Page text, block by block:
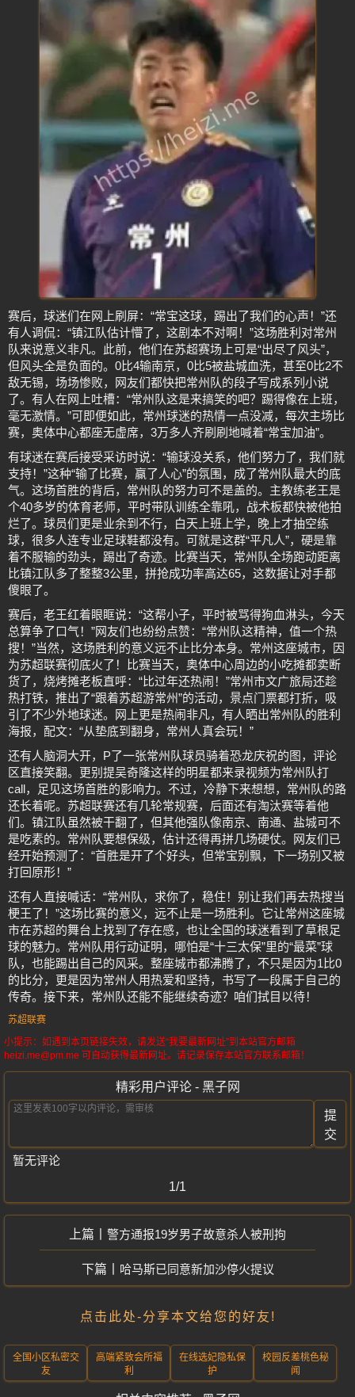
赛后，球迷们在网上刷屏：“常宝这球，踢出了我们的心声！”还
有人调侃：“镇江队估计懵了，这剧本不对啊！”这场胜利对常州
队来说意义非凡。此前，他们在苏超赛场上可是“出尽了风头”，
但风头全是负面的。0比4输南京，0比5被盐城血洗，甚至0比2不
敌无锡，场场惨败，网友们都快把常州队的段子写成系列小说
了。有人在网上吐槽：“常州队这是来搞笑的吧？踢得像在上班，
毫无激情。”可即便如此，常州球迷的热情一点没减，每次主场比
赛，奥体中心都座无虚席，3万多人齐刷刷地喊着“常宝加油”。
有球迷在赛后接受采访时说：“输球没关系，他们努力了，我们就
支持！”这种“输了比赛，赢了人心”的氛围，成了常州队最大的底
气。这场首胜的背后，常州队的努力可不是盖的。主教练老王是
个40多岁的体育老师，平时带队训练全靠吼，战术板都快被他拍
烂了。球员们更是业余到不行，白天上班上学，晚上才抽空练
球，很多人连专业足球鞋都没有。可就是这群“平凡人”，硬是靠
着不服输的劲头，踢出了奇迹。比赛当天，常州队全场跑动距离
比镇江队多了整整3公里，拼抢成功率高达65，这数据让对手都
傻眼了。
赛后，老王红着眼眶说：“这帮小子，平时被骂得狗血淋头，今天
总算争了口气！”网友们也纷纷点赞：“常州队这精神，值一个热
搜！”当然，这场胜利的意义远不止比分本身。常州这座城市，因
为苏超联赛彻底火了！比赛当天，奥体中心周边的小吃摊都卖断
货了，烧烤摊老板直呼：“比过年还热闹！”常州市文广旅局还趁
热打铁，推出了“跟着苏超游常州”的活动，景点门票都打折，吸
引了不少外地球迷。网上更是热闹非凡，有人晒出常州队的胜利
海报，配文：“从垫底到翻身，常州人真会玩！”
还有人脑洞大开，P了一张常州队球员骑着恐龙庆祝的图，评论
区直接笑翻。更别提吴奇隆这样的明星都来录视频为常州队打
call，足见这场首胜的影响力。不过，冷静下来想想，常州队的路
还长着呢。苏超联赛还有几轮常规赛，后面还有淘汰赛等着他
们。镇江队虽然被干翻了，但其他强队像南京、南通、盐城可不
是吃素的。常州队要想保级，估计还得再拼几场硬仗。网友们已
经开始预测了：“首胜是开了个好头，但常宝别飘，下一场别又被
打回原形！”
还有人直接喊话：“常州队，求你了，稳住！别让我们再去热搜当
梗王了！”这场比赛的意义，远不止是一场胜利。它让常州这座城
市在苏超的舞台上找到了存在感，也让全国的球迷看到了草根足
球的魅力。常州队用行动证明，哪怕是“十三太保”里的“最菜”球
队，也能踢出自己的风采。整座城市都沸腾了，不只是因为1比0
的比分，更是因为常州人用热爱和坚持，书写了一段属于自己的
传奇。接下来，常州队还能不能继续奇迹？咱们拭目以待！
苏超联赛
小提示：如遇到本页链接失效，请发送“我要最新网址”到本站官方邮箱
heizi.me@pm.me 可自动获得最新网址。请记录保存本站官方联系邮箱！
精彩用户评论 - 黑子网
提
交
暂无评论
1/1
警方通报19岁男子故意杀人被刑拘
哈马斯已同意新加沙停火提议
点击此处-分享本文给您的好友!
全国小区私密交
友
高端紧致会所福
利
在线选妃隐私保
护
校园反差桃色秘
闻